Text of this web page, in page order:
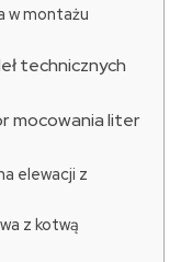
w montażu
technicznych
mocowania liter
elewacji z
z kotwą